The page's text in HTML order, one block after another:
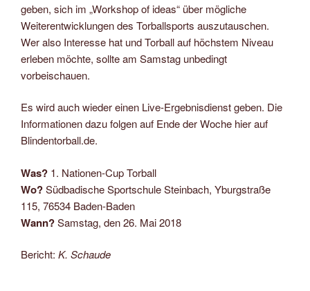
geben, sich im „Workshop of ideas“ über mögliche
Weiterentwicklungen des Torballsports auszutauschen.
Wer also Interesse hat und Torball auf höchstem Niveau
erleben möchte, sollte am Samstag unbedingt
vorbeischauen.
Es wird auch wieder einen Live-Ergebnisdienst geben. Die
Informationen dazu folgen auf Ende der Woche hier auf
Blindentorball.de.
Was? 1. Nationen-Cup Torball
Wo?Südbadische Sportschule Steinbach, Yburgstraße
115, 76534 Baden-Baden
Wann?Samstag, den 26. Mai 2018
Bericht: K. Schaude